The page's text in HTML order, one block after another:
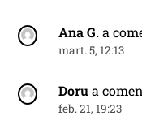
Ana G.a
mart. 5, 12:13
Dorua
feb. 21, 19:23